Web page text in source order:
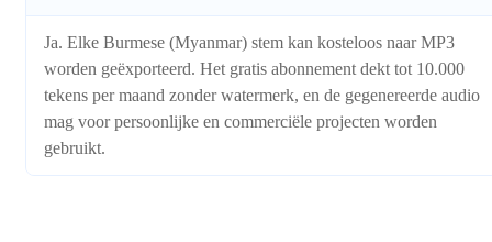
Ja. Elke Burmese (Myanmar) stem kan kosteloos naar MP3
worden geëxporteerd. Het gratis abonnement dekt tot 10.000
tekens per maand zonder watermerk, en de gegenereerde audio
mag voor persoonlijke en commerciële projecten worden
gebruikt.